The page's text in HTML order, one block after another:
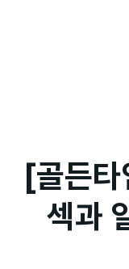
[골든
섹과